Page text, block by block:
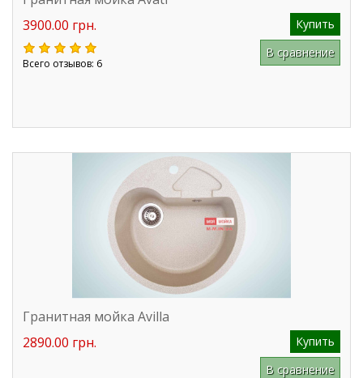
3900.00 грн.
Купить
Всего отзывов: 6
В сравнение
Гранитная мойка Avilla
2890.00 грн.
Купить
В сравнение